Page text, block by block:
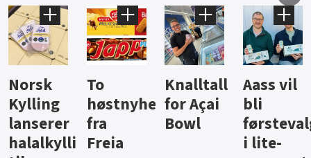
Knalltall
for Açai
Bowl
Aass vil
bli
førstevalg
i lite-
Brus og
jus fra
Berentsen
Hard
iste fra
Hansa